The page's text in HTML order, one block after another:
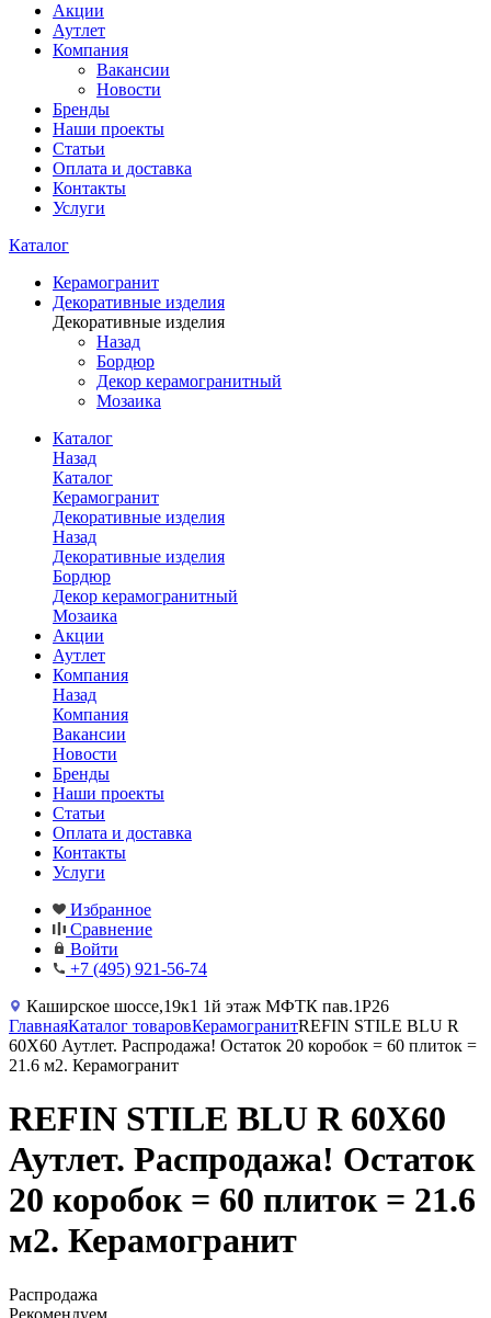
Акции
Аутлет
Компания
Вакансии
Новости
Бренды
Наши проекты
Статьи
Оплата и доставка
Контакты
Услуги
Каталог
Керамогранит
Декоративные изделия
Декоративные изделия
Назад
Бордюр
Декор керамогранитный
Мозаика
Каталог
Назад
Каталог
Керамогранит
Декоративные изделия
Назад
Декоративные изделия
Бордюр
Декор керамогранитный
Мозаика
Акции
Аутлет
Компания
Назад
Компания
Вакансии
Новости
Бренды
Наши проекты
Статьи
Оплата и доставка
Контакты
Услуги
Избранное
Сравнение
Войти
+7 (495) 921-56-74
Каширское шоссе,19к1 1й этаж МФТК пав.1Р26
ГлавнаяКаталог товаровКерамогранитREFIN STILE BLU R
60X60 Аутлет. Распродажа! Остаток 20 коробок = 60 плиток =
21.6 м2. Керамогранит
REFIN STILE BLU R 60X60
Аутлет. Распродажа! Остаток
20 коробок = 60 плиток = 21.6
м2. Керамогранит
Распродажа
Рекомендуем